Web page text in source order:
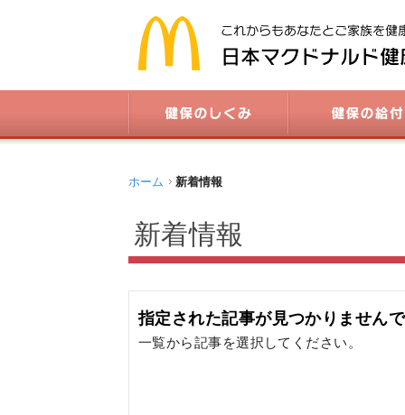
ホーム 新着情報
新着情報
指定された記事が見つかりません
一覧から記事を選択してください。